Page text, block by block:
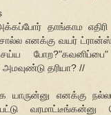
தாங்காம
எனக்கு வயர்
போற?"கவனிப்பை"
தரியா? //
யாருன்னு எனக்கு